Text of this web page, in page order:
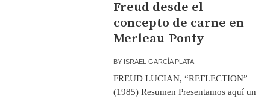
Freud desde el
concepto de carne en
Merleau-Ponty
BY ISRAEL GARCÍA PLATA
FREUD LUCIAN, “REFLECTION”
(1985) Resumen Presentamos aquí un